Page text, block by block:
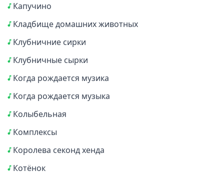
Капучино
Кладбище домашних животных
Клубничние сирки
Клубничные сырки
Когда рождается музика
Когда рождается музыка
Колыбельная
Комплексы
Королева секонд хенда
Котёнок